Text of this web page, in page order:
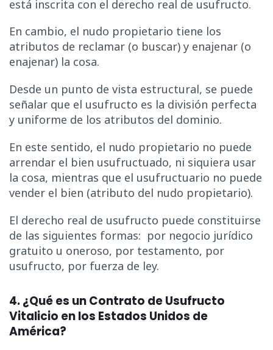
está inscrita con el derecho real de usufructo.
En cambio, el nudo propietario tiene los
atributos de reclamar (o buscar) y enajenar (o
enajenar) la cosa.
Desde un punto de vista estructural, se puede
señalar que el usufructo es la división perfecta
y uniforme de los atributos del dominio.
En este sentido, el nudo propietario no puede
arrendar el bien usufructuado, ni siquiera usar
la cosa, mientras que el usufructuario no puede
vender el bien (atributo del nudo propietario).
El derecho real de usufructo puede constituirse
de las siguientes formas: por negocio jurídico
gratuito u oneroso, por testamento, por
usufructo, por fuerza de ley.
4. ¿Qué es un Contrato de Usufructo
Vitalicio en los Estados Unidos de
América?